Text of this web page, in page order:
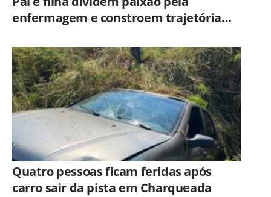
enfermagem e constroem trajetória
Americana
Quatro pessoas ficam feridas após
carro sair da pista em Charqueada